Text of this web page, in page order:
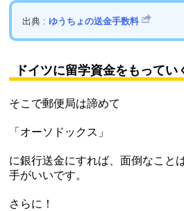
出典 : ゆうちょの送金手数料
ドイツに留学資金をもって
そこで郵便局は諦めて
「オーソドックス」
に銀行送金にすれば、面倒なこと
手がいいです。
さらに！